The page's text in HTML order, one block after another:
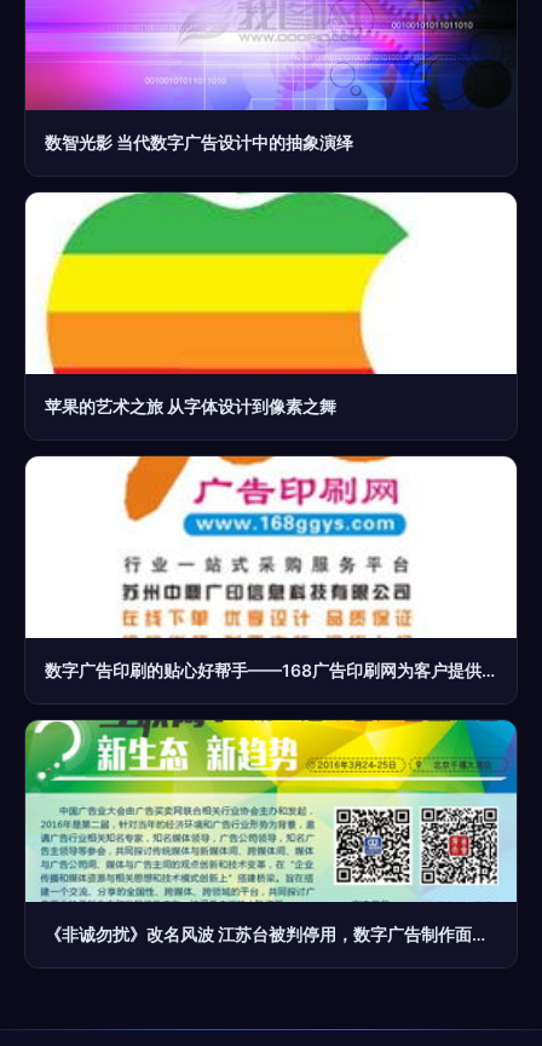
数智光影 当代数字广告设计中的抽象演绎
苹果的艺术之旅 从字体设计到像素之舞
数字广告印刷的贴心好帮手——168广告印刷网为客户提供全方位定制服务
《非诚勿扰》改名风波 江苏台被判停用，数字广告制作面临新挑战